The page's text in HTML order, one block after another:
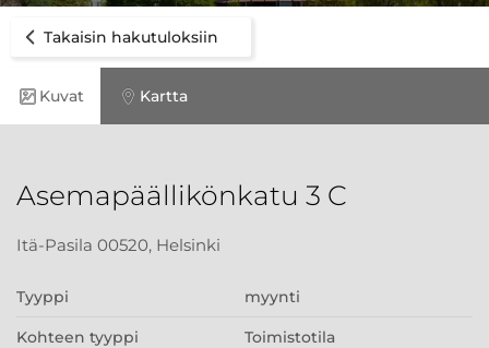
Takaisin hakutuloksiin
Kuvat Kartta
Asemapäällikönkatu 3 C
Itä-Pasila 00520, Helsinki
Tyyppi myynti
Kohteen tyyppi Toimistotila